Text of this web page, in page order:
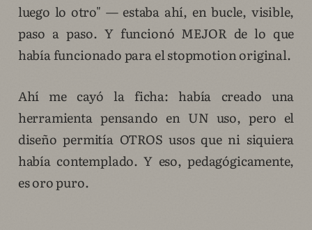
luego lo otro" — estaba ahí, en bucle, visible,
paso a paso. Y funcionó MEJOR de lo que
había funcionado para el stopmotion original.
Ahí me cayó la ficha: había creado una
herramienta pensando en UN uso, pero el
diseño permitía OTROS usos que ni siquiera
había contemplado. Y eso, pedagógicamente,
es oro puro.